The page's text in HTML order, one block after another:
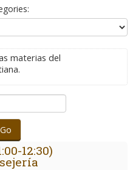
materias del
Go
12:30)